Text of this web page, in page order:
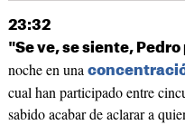
23:32
"Se ve, se siente,
noche en una
cual han participado entre
sabido acabar de aclarar a